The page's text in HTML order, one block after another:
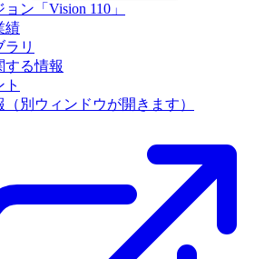
ン「Vision 110」
績
ラリ
する情報
ト
（別ウィンドウが開きます）